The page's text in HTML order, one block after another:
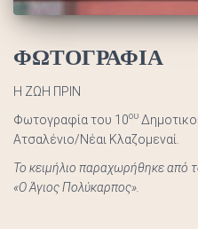
ΦΩΤΟΓΡΑΦΙΑ
Η ΖΩΗ ΠΡΙΝ
Φωτογραφία του 10ου
Ατσαλένιο/Νέαι Κλαζομεναί.
Το κειμήλιο παραχωρήθηκε από
«Ο Άγιος Πολύκαρπος».